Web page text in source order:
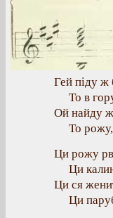
Гей піду ж
То в
Ой найду
То
Ци рожу
Ци
Ци ся
Ци